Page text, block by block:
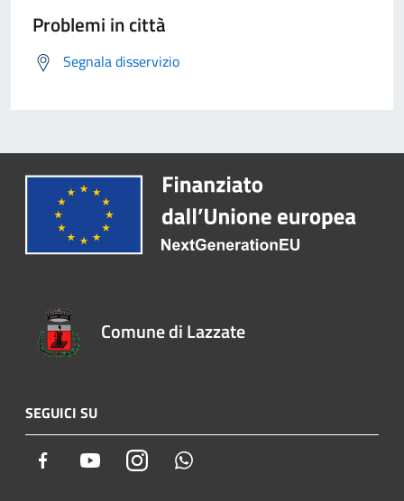
Problemi in città
Segnala disservizio
Comune di Lazzate
SEGUICI SU
Facebook YoutubeInstagram